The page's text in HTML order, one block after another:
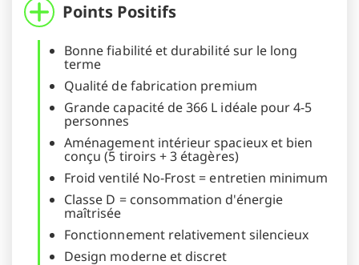
Points Positifs
Bonne fiabilité et durabilité sur le long
terme
Qualité de fabrication premium
Grande capacité de 366 L idéale pour 4-5
personnes
Aménagement intérieur spacieux et bien
conçu (5 tiroirs + 3 étagères)
Froid ventilé No-Frost = entretien minimum
Classe D = consommation d'énergie
maîtrisée
Fonctionnement relativement silencieux
Design moderne et discret